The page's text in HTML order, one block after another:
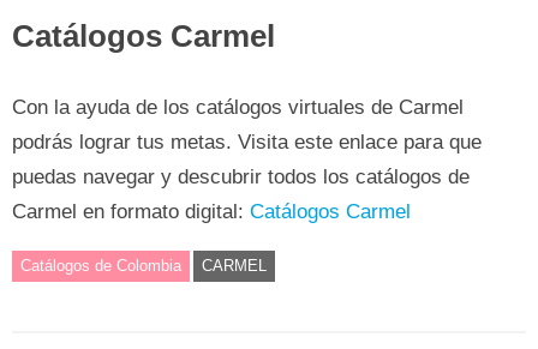
Catálogos Carmel
Con la ayuda de los catálogos virtuales de Carmel
podrás lograr tus metas. Visita este enlace para que
puedas navegar y descubrir todos los catálogos de
Carmel en formato digital: Catálogos Carmel
Catálogos de Colombia CARMEL